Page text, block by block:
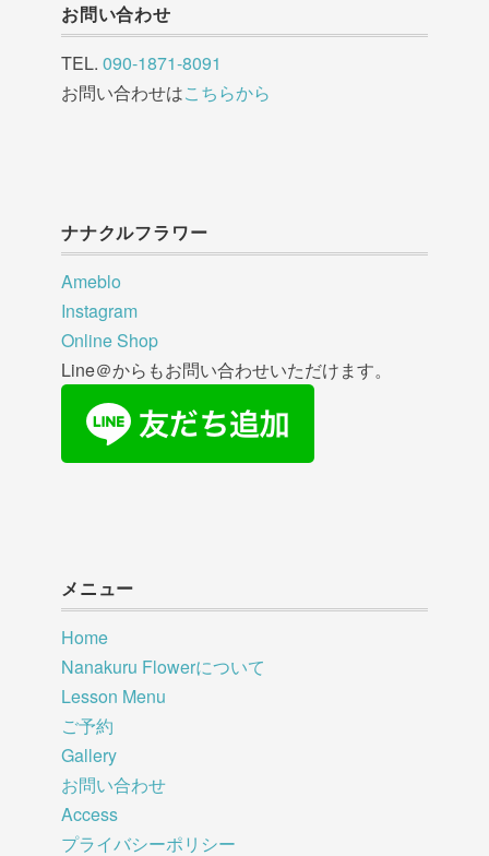
お問い合わせ
TEL. 090-1871-8091
お問い合わせはこちらから
ナナクルフラワー
Ameblo
Instagram
Online Shop
Line＠からもお問い合わせいただけます。
メニュー
Home
Nanakuru Flowerについて
Lesson Menu
ご予約
Gallery
お問い合わせ
Access
プライバシーポリシー